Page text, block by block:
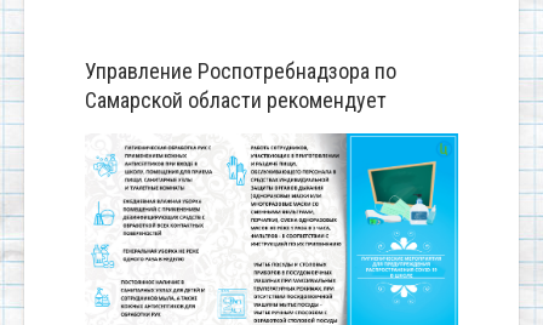
Управление Роспотребнадзора по
Самарской области рекомендует